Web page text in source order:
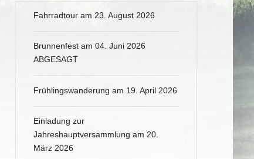
Fahrradtour am 23. August 2026
Brunnenfest am 04. Juni 2026
ABGESAGT
Frühlingswanderung am 19. April 2026
Einladung zur
Jahreshauptversammlung am 20.
März 2026